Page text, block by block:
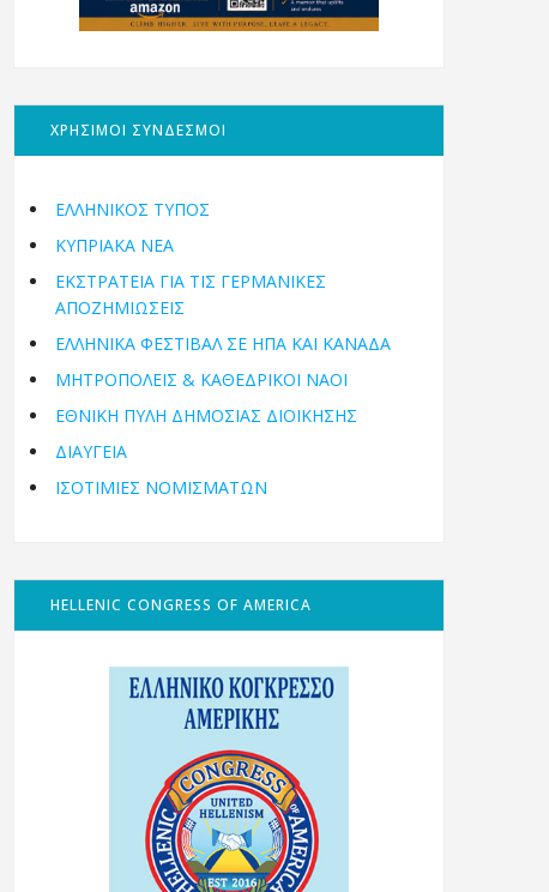
ΧΡΗΣΙΜΟΙ ΣΥΝΔΕΣΜΟΙ
ΕΛΛΗΝΙΚΟΣ ΤΥΠΟΣ
ΚΥΠΡΙΑΚΑ ΝΕΑ
ΕΚΣΤΡΑΤΕΙΑ ΓΙΑ ΤΙΣ ΓΕΡΜΑΝΙΚΕΣ
ΑΠΟΖΗΜΙΩΣΕΙΣ
ΕΛΛΗΝΙΚΆ ΦΕΣΤΙΒΆΛ ΣΕ ΗΠΑ ΚΑΙ ΚΑΝΑΔΑ
ΜΗΤΡΟΠΌΛΕΙΣ & ΚΑΘΕΔΡΙΚΟΊ ΝΑΟΊ
ΕΘΝΙΚΉ ΠΎΛΗ ΔΗΜΌΣΙΑΣ ΔΙΟΊΚΗΣΗΣ
ΔΙΑΥΓΕΙΑ
ΙΣΟΤΙΜΙΕΣ ΝΟΜΙΣΜΑΤΩΝ
HELLENIC CONGRESS OF AMERICA